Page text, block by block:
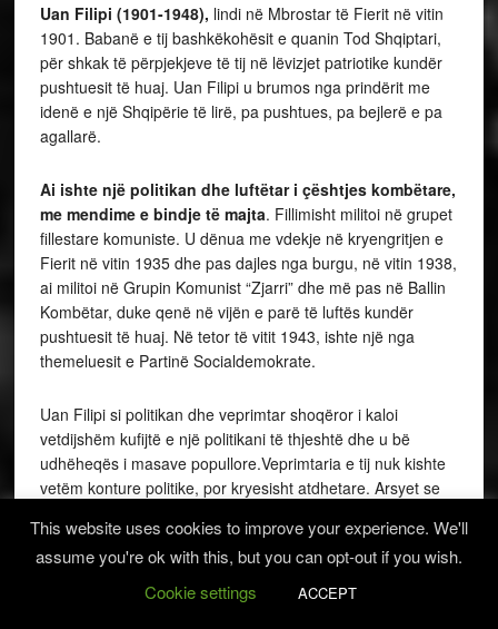
Uan Filipi (1901-1948), lindi në Mbrostar të Fierit në vitin
1901. Babanë e tij bashkëkohësit e quanin Tod Shqiptari,
për shkak të përpjekjeve të tij në lëvizjet patriotike kundër
pushtuesit të huaj. Uan Filipi u brumos nga prindërit me
idenë e një Shqipërie të lirë, pa pushtues, pa bejlerë e pa
agallarë.
Ai ishte një politikan dhe luftëtar i çështjes kombëtare,
me mendime e bindje të majta. Fillimisht militoi në grupet
fillestare komuniste. U dënua me vdekje në kryengritjen e
Fierit në vitin 1935 dhe pas dajles nga burgu, në vitin 1938,
ai militoi në Grupin Komunist “Zjarri” dhe më pas në Ballin
Kombëtar, duke qenë në vijën e parë të luftës kundër
pushtuesit të huaj. Në tetor të vitit 1943, ishte një nga
themeluesit e Partinë Socialdemokrate.
Uan Filipi si politikan dhe veprimtar shoqëror i kaloi
vetdijshëm kufijtë e një politikani të thjeshtë dhe u bë
udhëheqës i masave popullore.Veprimtaria e tij nuk kishte
vetëm konture politike, por kryesisht atdhetare. Arsyet se
politike, pra s’kanë të bëjnë me të vërtetën dhe historinë.
Uan Filipi u arrestua nga komunistët më 24 tetor të vitit
This website uses cookies to improve your experience. We'll
assume you're ok with this, but you can opt-out if you wish.
Cookie settings
ACCEPT